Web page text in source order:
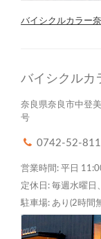
バイシクルカラー
バイシクルカ
奈良県奈良市中登
号
0742-52-
営業時間: 平日
定休日: 毎週水曜日
駐車場: あり(2時間